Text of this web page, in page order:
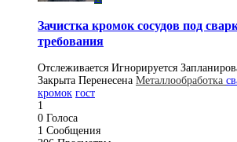
Зачистка кромок сосудов под
требования
Отслеживается Игнорируется
Закрыта Перенесена Металлообработка
кромок гост
1
0 Голоса
1 Сообщения